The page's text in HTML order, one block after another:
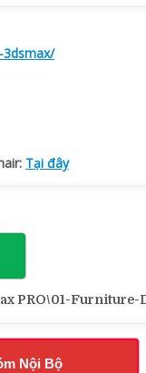
Tại đây
PRO\01-Furniture-
Nội Bộ